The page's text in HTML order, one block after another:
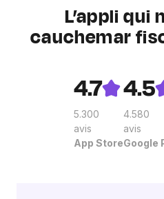
L’appli qui
cauchemar
4.7
5.300
avis
App Store
4.5
4.580
avis
Google